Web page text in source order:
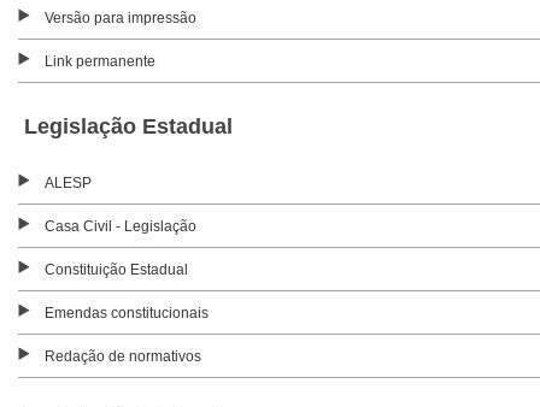
Versão para impressão
Link permanente
Legislação Estadual
ALESP
Casa Civil - Legislação
Constituição Estadual
Emendas constitucionais
Redação de normativos